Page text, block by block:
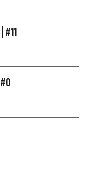
#11
#0